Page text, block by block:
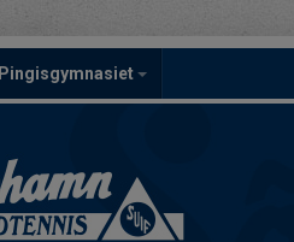
Pingisgymnasiet